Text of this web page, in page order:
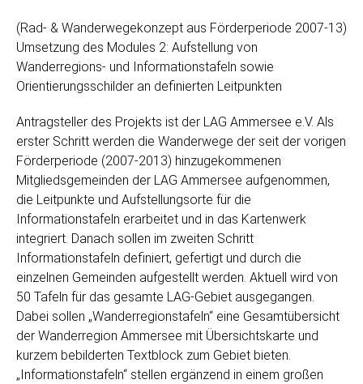
(Rad- & Wanderwegekonzept aus Förderperiode 2007-13)
Umsetzung des Modules 2: Aufstellung von
Wanderregions- und Informationstafeln sowie
Orientierungsschilder an definierten Leitpunkten
Antragsteller des Projekts ist der LAG Ammersee e.V. Als
erster Schritt werden die Wanderwege der seit der vorigen
Förderperiode (2007-2013) hinzugekommenen
Mitgliedsgemeinden der LAG Ammersee aufgenommen,
die Leitpunkte und Aufstellungsorte für die
Informationstafeln erarbeitet und in das Kartenwerk
integriert. Danach sollen im zweiten Schritt
Informationstafeln definiert, gefertigt und durch die
einzelnen Gemeinden aufgestellt werden. Aktuell wird von
50 Tafeln für das gesamte LAG-Gebiet ausgegangen.
Dabei sollen „Wanderregionstafeln“ eine Gesamtübersicht
der Wanderregion Ammersee mit Übersichtskarte und
kurzem bebilderten Textblock zum Gebiet bieten.
„Informationstafeln“ stellen ergänzend in einem großen